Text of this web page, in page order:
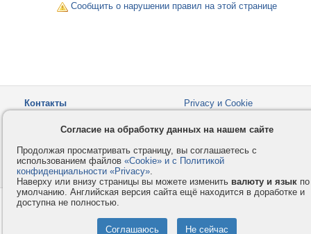
Сообщить о нарушении правил на этой странице
Контакты
Privacy и Cookie
Как оплатить
Форумы
© 2008-2026VMESTE.EU
Согласие на обработку данных на нашем сайте
Продолжая просматривать страницу, вы соглашаетесь с
использованием файлов «Cookie» и с Политикой
конфиденциальности «Privacy».
Наверху или внизу страницы вы можете изменить валюту и язык по
умолчанию. Английская версия сайта ещё находится в доработке и
доступна не полностью.